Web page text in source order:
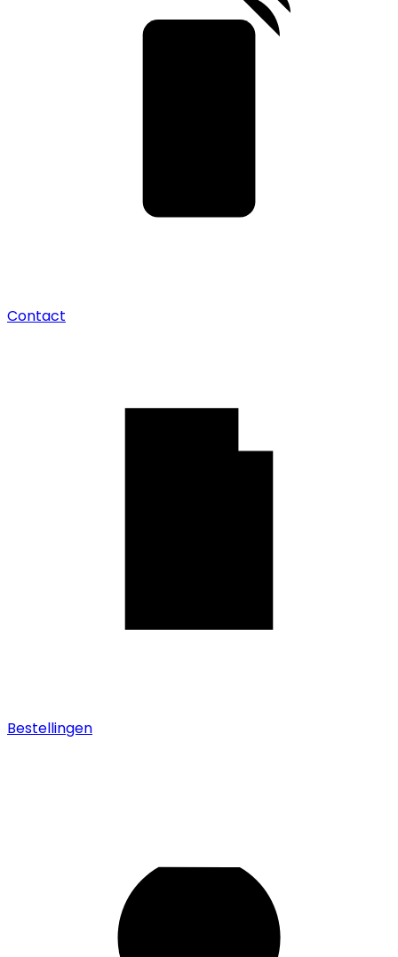
Contact
Bestellingen